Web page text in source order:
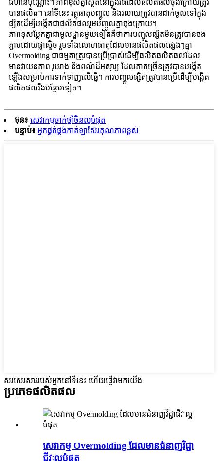
ជំហានប៉ុណ្ណោះ។ ភាពខុសគ្នាស្ថិតនៅក្នុងវិធីដែលផលិតផលចុងក្រោយត្រូវ
បានផលិត។ នៅទីនេះ វត្ថុធាតុបញ្ចូល និងរលាយត្រូវបានដាក់ចូលទៅក្នុង
ផ្សិតដើម្បីបង្កើតជាផលិតផលរួមបញ្ចូលគ្នាចុងក្រោយ។
ភាពខុសប្លែកគ្នាជាមូលដ្ឋានមួយទៀតគឺថាការបញ្ចូលផ្សិតមិនត្រូវបានចង
ភ្ជាប់ដោយផ្លាស្ទិច រួមទាំងលោហធាតុដែលមានផលិតផលផ្សេងៗគ្នា
Overmolding ជាធម្មតាត្រូវបានប្រើប្រាស់ដើម្បីផលិតផលិតផលដែល
មានវាយនភាព រូបរាង និងពណ៌ដ៏អស្ចារ្យ ដែលភាគច្រើនត្រូវបានបង្កើត
ឡើងសម្រាប់ការទាក់ទាញលើធ្នើ។ ការបញ្ចូលផ្សិតត្រូវបានប្រើដើម្បីបង្កើត
ផលិតផលរឹងបន្ថែមទៀត។
មុន៖ សេវាកម្មចាក់ថ្នាំចិនល្អបំផុត
បន្ទាប់៖ អ្នកផ្គត់ផ្គង់កាត់ឡាស៊ែរគុណភាពខ្ពស់
សរសេរសាររបស់អ្នកនៅទីនេះ ហើយផ្ញើវាមកយើង
ប្រភេទផលិតផល
សេវាកម្ម Overmolding ដែលមានជំនាញវិជ្ជា
ជីវៈល្អបំផុត